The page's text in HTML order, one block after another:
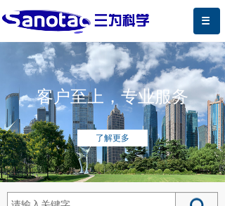
客户至上，专业服务
了解更多